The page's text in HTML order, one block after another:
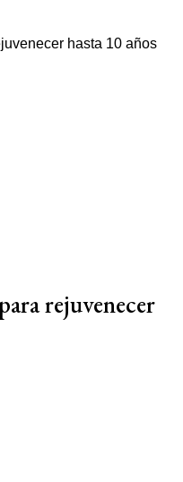
rejuvenecer